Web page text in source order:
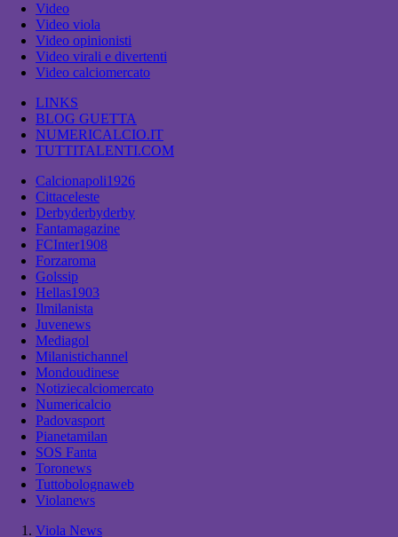
Video
Video viola
Video opinionisti
Video virali e divertenti
Video calciomercato
LINKS
BLOG GUETTA
NUMERICALCIO.IT
TUTTITALENTI.COM
Calcionapoli1926
Cittaceleste
Derbyderbyderby
Fantamagazine
FCInter1908
Forzaroma
Golssip
Hellas1903
Ilmilanista
Juvenews
Mediagol
Milanistichannel
Mondoudinese
Notiziecalciomercato
Numericalcio
Padovasport
Pianetamilan
SOS Fanta
Toronews
Tuttobolognaweb
Violanews
Viola News